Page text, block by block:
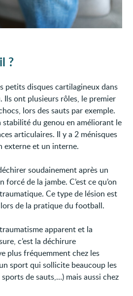
?
petits disques cartilagineux dans
Ils ont plusieurs rôles, le premier
lors des sauts par exemple.
stabilité du genou en améliorant le
articulaires. Il y a 2 ménisques
externe et un interne.
soudainement après un
de la jambe. C’est ce qu’on
Ce type de lésion est
de la pratique du football.
apparent et la
c’est la déchirure
plus fréquemment chez les
sport qui sollicite beaucoup les
de sauts,…) mais aussi chez